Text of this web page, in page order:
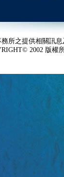
所之提供相關訊
2002 版權